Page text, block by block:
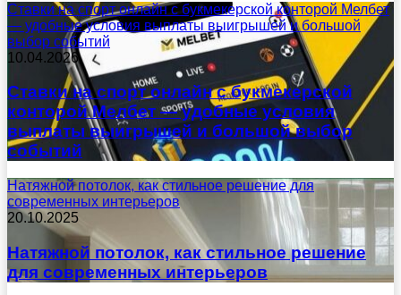
Ставки на спорт онлайн с букмекерской конторой Мелбет
— удобные условия выплаты выигрышей и большой
выбор событий
10.04.2026
Ставки на спорт онлайн с букмекерской
конторой Мелбет — удобные условия
выплаты выигрышей и большой выбор
событий
Натяжной потолок, как стильное решение для
современных интерьеров
20.10.2025
Натяжной потолок, как стильное решение
для современных интерьеров